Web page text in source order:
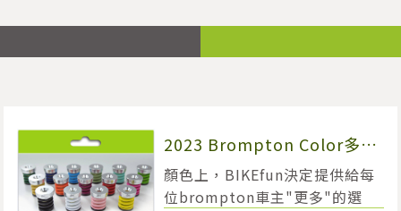
2023 Brompton Color多彩
阻尼式避震器-共有3種蓋子7
種顏色隨你搭配選擇！
顏色上，BIKEfun決定提供給每
位brompton車主"更多"的選